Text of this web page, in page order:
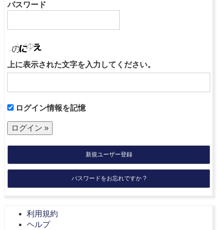
パスワード
上に表示された文字を入力してください。
ログイン情報を記憶
新規ユーザー登録
パスワードをお忘れですか ?
利用規約
ヘルプ